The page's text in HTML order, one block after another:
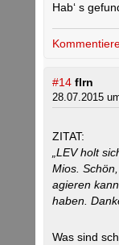
Hab‘ s
#14 flrn
28.07.2015
ZITAT:
„LEV holt
Mios.
agieren
haben.
Was sind